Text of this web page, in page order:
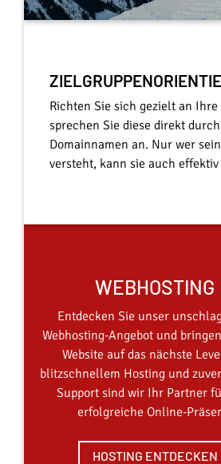
Richten Sie sich gezielt an
sprechen Sie diese direkt
Domainnamen an. Nur wer
versteht, kann sie auch
WEBHOSTING
Entdecken Sie unser
Webhosting-Angebot und
Website auf das nächste
blitzschnellem Hosting und
Support sind wir Ihr Partner
erfolgreiche Online-
HOSTING ENTDECKEN